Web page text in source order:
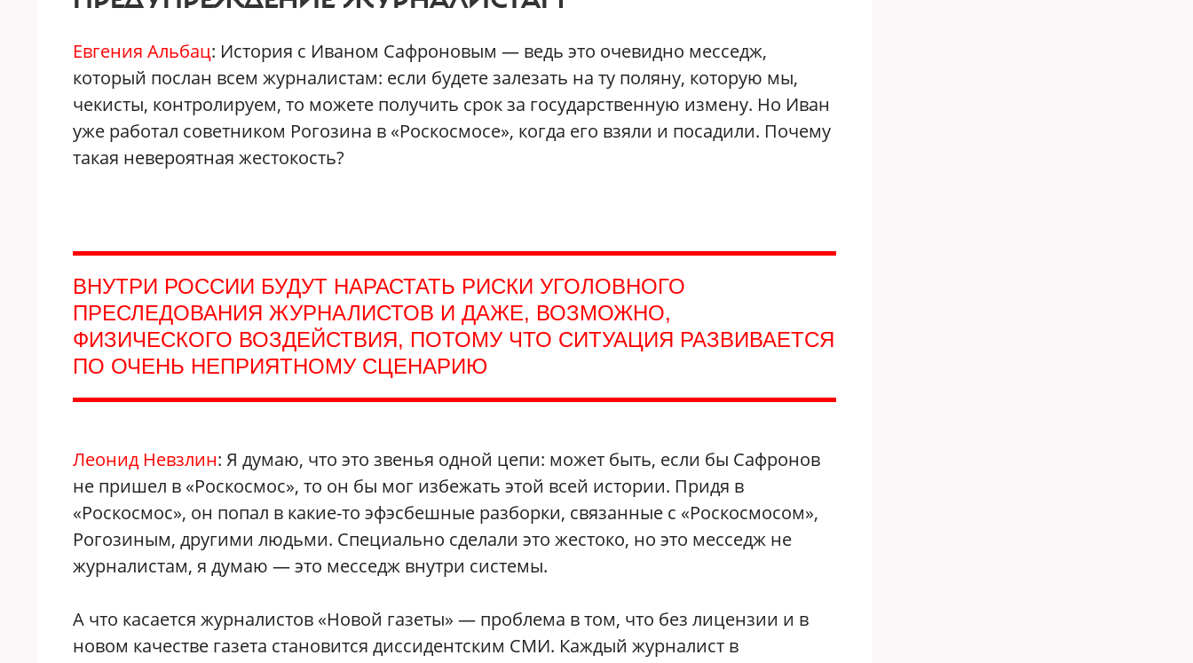
Евгения Альбац: История с Иваном Сафроновым — ведь это очевидно месседж,
который послан всем журналистам: если будете залезать на ту поляну, которую мы,
чекисты, контролируем, то можете получить срок за государственную измену. Но Иван
уже работал советником Рогозина в «Роскосмосе», когда его взяли и посадили. Почему
такая невероятная жестокость?
ВНУТРИ РОССИИ БУДУТ НАРАСТАТЬ РИСКИ УГОЛОВНОГО
ПРЕСЛЕДОВАНИЯ ЖУРНАЛИСТОВ И ДАЖЕ, ВОЗМОЖНО,
ФИЗИЧЕСКОГО ВОЗДЕЙСТВИЯ, ПОТОМУ ЧТО СИТУАЦИЯ РАЗВИВАЕТСЯ
ПО ОЧЕНЬ НЕПРИЯТНОМУ СЦЕНАРИЮ
Леонид Невзлин: Я думаю, что это звенья одной цепи: может быть, если бы Сафронов
не пришел в «Роскосмос», то он бы мог избежать этой всей истории. Придя в
«Роскосмос», он попал в какие-то эфэсбешные разборки, связанные с «Роскосмосом»,
Рогозиным, другими людьми. Специально сделали это жестоко, но это месседж не
журналистам, я думаю — это месседж внутри системы.
А что касается журналистов «Новой газеты» — проблема в том, что без лицензии и в
новом качестве газета становится диссидентским СМИ. Каждый журналист в